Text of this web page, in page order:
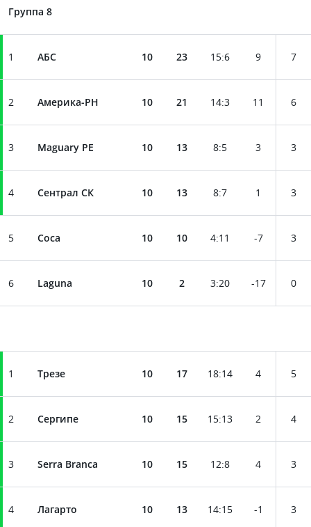
Группа 8
1 АБС 10 23 15:6 9 7
2 Америка-РН 10 21 14:3 11 6
3 Maguary PE 10 13 8:5 3 3
4 Сентрал СК 10 13 8:7 1 3
5 Соса 10 10 4:11 -7 3
6 Laguna 10 2 3:20 -17 0
1 Трезе 10 17 18:14 4 5
2 Сергипе 10 15 15:13 2 4
3 Serra Branca 10 15 12:8 4 3
4 Лагарто 10 13 14:15 -1 3